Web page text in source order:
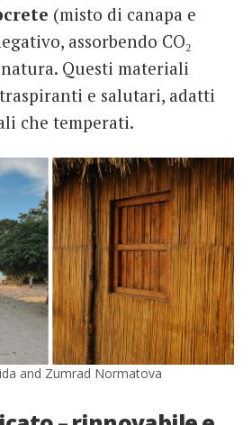
(misto di canapa e
assorbendo CO₂
Questi materiali
e salutari, adatti
che temperati.
and Zumrad Normatova